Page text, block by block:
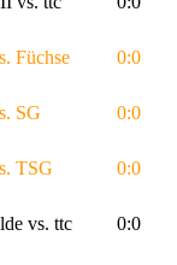
Füchse
0:0
SG
0:0
TSG
0:0
vs. ttc
0:0